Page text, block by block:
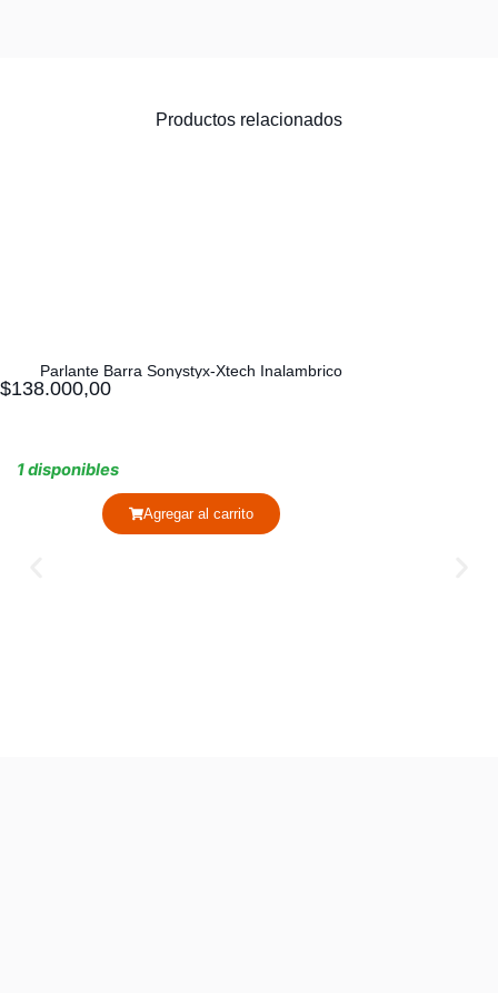
Productos relacionados
Parlante Barra Sonystyx-Xtech Inalambrico
$138.000,00
1 disponibles
Agregar al carrito